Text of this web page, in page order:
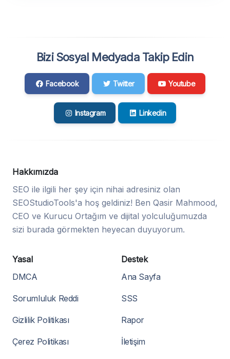
Bizi Sosyal Medyada Takip Edin
Facebook Twitter Youtube
Instagram Linkedin
Hakkımızda
SEO ile ilgili her şey için nihai adresiniz olan
SEOStudioTools'a hoş geldiniz! Ben Qasir Mahmood,
CEO ve Kurucu Ortağım ve dijital yolculuğumuzda
sizi burada görmekten heyecan duyuyorum.
Yasal
DMCA
Sorumluluk Reddi
Gizlilik Politikası
Çerez Politikası
Destek
Ana Sayfa
SSS
Rapor
İletişim